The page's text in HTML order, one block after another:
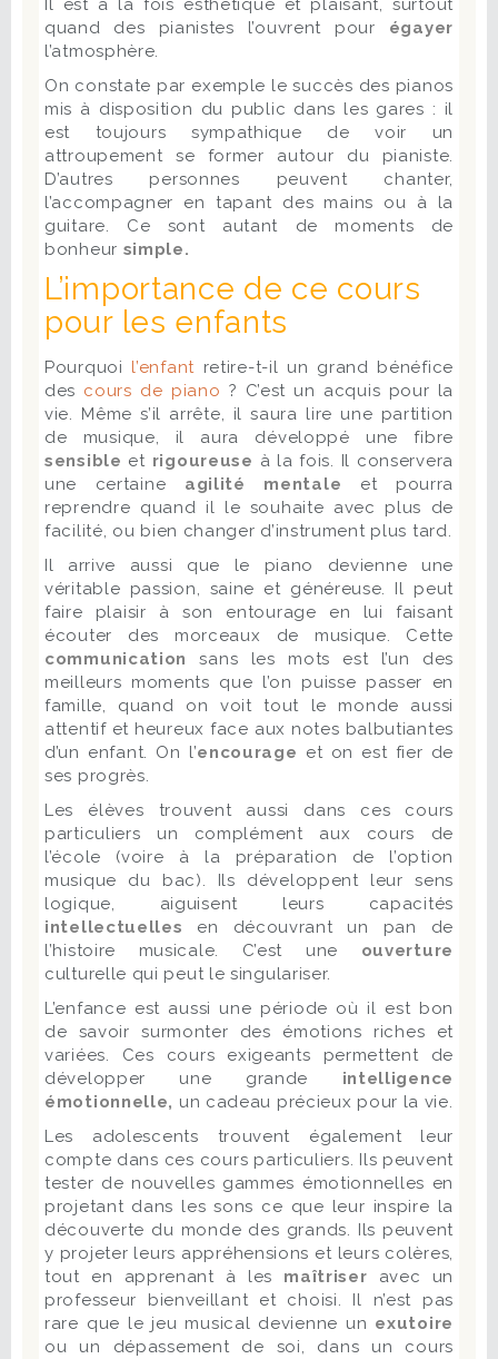
Il est à la fois esthétique et plaisant, surtout
quand des pianistes l’ouvrent pour égayer
l’atmosphère.
On constate par exemple le succès des pianos
mis à disposition du public dans les gares : il
est toujours sympathique de voir un
attroupement se former autour du pianiste.
D’autres personnes peuvent chanter,
l’accompagner en tapant des mains ou à la
guitare. Ce sont autant de moments de
bonheur simple.
L’importance de ce cours
pour les enfants
Pourquoi l’enfantretire-t-il un grand bénéfice
des cours de piano ? C’est un acquis pour la
vie. Même s’il arrête, il saura lire une partition
de musique, il aura développé une fibre
sensible et rigoureuse à la fois. Il conservera
une certaine agilité mentale et pourra
reprendre quand il le souhaite avec plus de
facilité, ou bien changer d’instrument plus tard.
Il arrive aussi que le piano devienne une
véritable passion, saine et généreuse. Il peut
faire plaisir à son entourage en lui faisant
écouter des morceaux de musique. Cette
communication
sans les mots est l’un des
meilleurs moments que l’on puisse passer en
famille, quand on voit tout le monde aussi
attentif et heureux face aux notes balbutiantes
d’un enfant. On l’encourage et on est fier de
ses progrès.
Les élèves trouvent aussi dans ces cours
particuliers un complément aux cours de
l’école (voire à la préparation de l’option
musique du bac). Ils développent leur sens
logique, aiguisent leurs capacités
intellectuelles en découvrant un pan de
l’histoire musicale. C’est une ouverture
culturelle qui peut le singulariser.
L’enfance est aussi une période où il est bon
de savoir surmonter des émotions riches et
variées. Ces cours exigeants permettent de
développer une grande intelligence
émotionnelle, un cadeau précieux pour la vie.
Les adolescents trouvent également leur
compte dans ces cours particuliers. Ils peuvent
tester de nouvelles gammes émotionnelles en
projetant dans les sons ce que leur inspire la
découverte du monde des grands. Ils peuvent
y projeter leurs appréhensions et leurs colères,
tout en apprenant à les maîtriser avec un
professeur bienveillant et choisi. Il n’est pas
rare que le jeu musical devienne un exutoire
ou un dépassement de soi, dans un cours